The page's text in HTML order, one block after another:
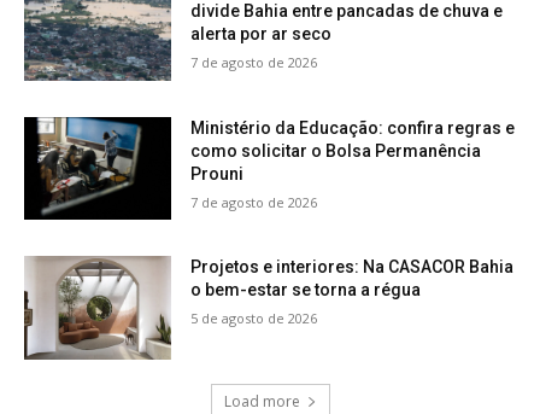
divide Bahia entre pancadas de chuva e
alerta por ar seco
7 de agosto de 2026
Ministério da Educação: confira regras e
como solicitar o Bolsa Permanência
Prouni
7 de agosto de 2026
Projetos e interiores: Na CASACOR Bahia
o bem-estar se torna a régua
5 de agosto de 2026
Load more